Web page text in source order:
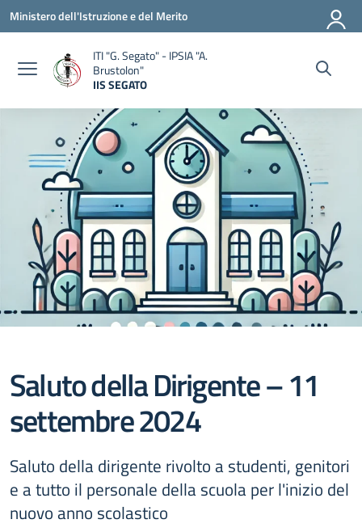
Vai ai contenuti
Vai al menu di navigazione
Vai al footer
Ministero dell'Istruzione e del Merito
ITI "G. Segato" - IPSIA "A.
Brustolon"
IIS SEGATO
Saluto della Dirigente – 11
settembre 2024
Saluto della dirigente rivolto a studenti, genitori
e a tutto il personale della scuola per l'inizio del
nuovo anno scolastico